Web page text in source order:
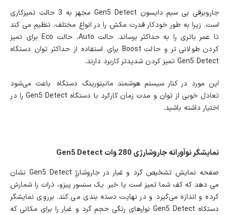
جاروبرقی بی سیم دایسون Gen5 Detect مجهز به 3 حالت تمیزکاری
است. زیرا به طور خودکار قدرت مکش را در انواع مختلف، تنظیم می کند
تا عمر باتری را به حداکثر برساند. حالت Auto، حالت Eco برای تمیز
کردن طولانی تر و حالت Boost برای استفاده از حداکثر توان دستگاه
Gen5 Detect تمیز کردن شدیدتر کاربرد دارند.
این مورد در کنار سیستم هوشمند مانیتورینگ دستگاه باعث می‌شود
تعادل خوبی از توان و مدت زمان کارکرد با دستگاه Gen5 Detect را در
اختیار داشته باشید.
نمایشگر نوآورانه جاروشارژی 280 وات Gen5 Detect
صفحه نمایش تشخیص گرد و غبار در جاروشارژِ Gen5 Detect نشان
می دهد که کف شما تمیز است یا خیر. یک سنسور پیزو، ذرات را شمارش
کرده و اندازه می‌‌گیرد و در نهایت دسته بندی می کند. برروی نمایشگر
دستکاه Gen5 Detect نوارهای رنگی حجم گرد و غبار را برای مکانی که